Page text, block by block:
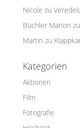
Nicole zu
Büchler Marion zu
Martin zu
Kategorien
Aktionen
Film
Fotografie